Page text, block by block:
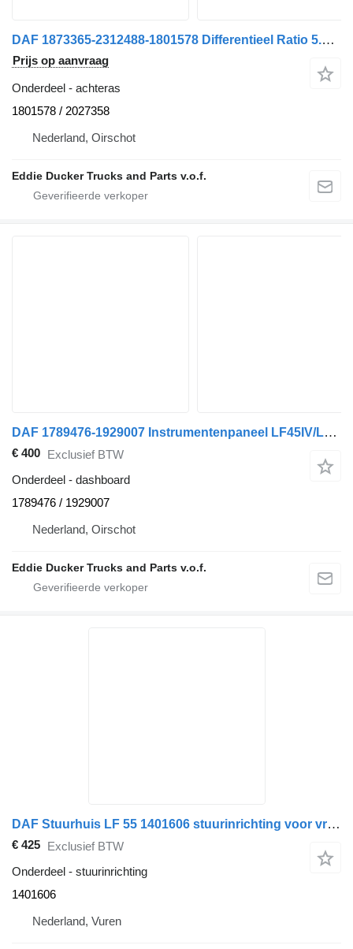
DAF 1873365-2312488-1801578 Differentieel Ratio 5.14+Achteras 1344 voor DAF LF 55 280 vrachtwagen
Prijs op aanvraag
Onderdeel - achteras
1801578 / 2027358
Nederland, Oirschot
Eddie Ducker Trucks and Parts v.o.f.
DAF 1789476-1929007 Instrumentenpaneel LF45IV/LF55IV dashboard voor vrachtwagen
€ 400 Exclusief BTW
Onderdeel - dashboard
1789476 / 1929007
Nederland, Oirschot
Eddie Ducker Trucks and Parts v.o.f.
DAF Stuurhuis LF 55 1401606 stuurinrichting voor vrachtwagen
€ 425 Exclusief BTW
Onderdeel - stuurinrichting
1401606
Nederland, Vuren